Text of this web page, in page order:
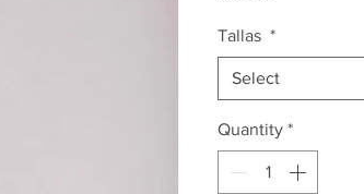
Tallas *
Select
Quantity *